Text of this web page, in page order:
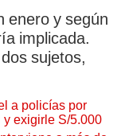
enero y según
implicada.
sujetos,
a policías por
y exigirle S/5.000